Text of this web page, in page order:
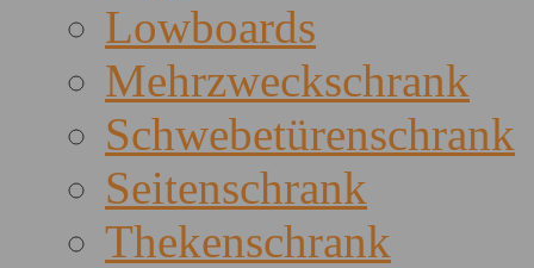
Lowboards
Mehrzweckschrank
Schwebetürenschrank
Seitenschrank
Thekenschrank